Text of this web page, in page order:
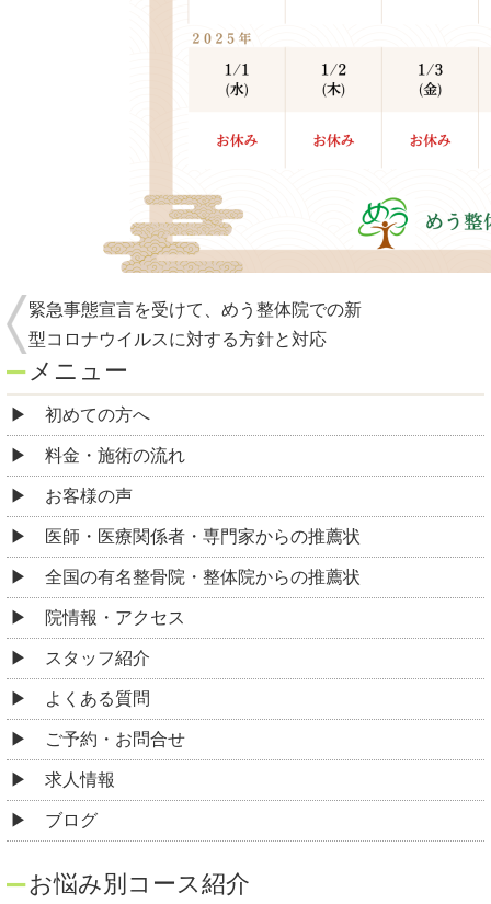
緊急事態宣言を受けて、めう整体院での新
型コロナウイルスに対する方針と対応
メニュー
初めての方へ
料金・施術の流れ
お客様の声
医師・医療関係者・専門家からの推薦状
全国の有名整骨院・整体院からの推薦状
院情報・アクセス
スタッフ紹介
よくある質問
ご予約・お問合せ
求人情報
ブログ
お悩み別コース紹介